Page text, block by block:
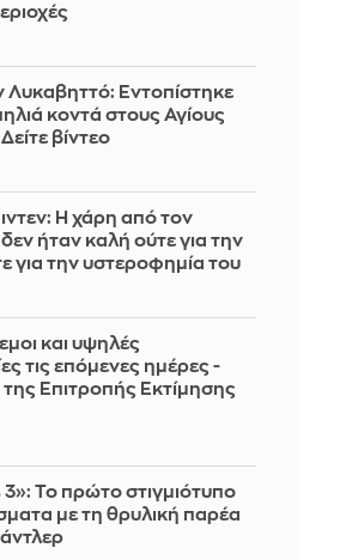
Λυκαβηττό: Εντοπίστηκε
κοντά στους Αγίους
βίντεο
Η χάρη από τον
ήταν καλή ούτε για την
για την υστεροφημία του
και υψηλές
τις επόμενες ημέρες -
Επιτροπής Εκτίμησης
Το πρώτο στιγμιότυπο
με τη θρυλική παρέα